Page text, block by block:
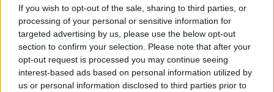
If you wish to opt-out of the sale, sharing to third parties, or
processing of your personal or sensitive information for
targeted advertising by us, please use the below opt-out
section to confirm your selection. Please note that after your
opt-out request is processed you may continue seeing
interest-based ads based on personal information utilized by
us or personal information disclosed to third parties prior to
Repères visuels